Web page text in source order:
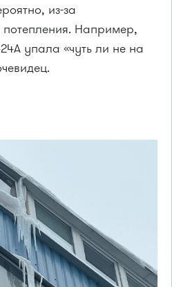
из-за
потепления. Например,
упала «чуть ли не на